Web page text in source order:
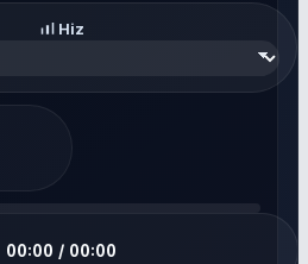
Hiz
00:00 / 00:00